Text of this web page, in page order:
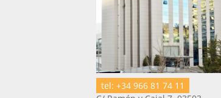
tel: +34 966 81 74 11